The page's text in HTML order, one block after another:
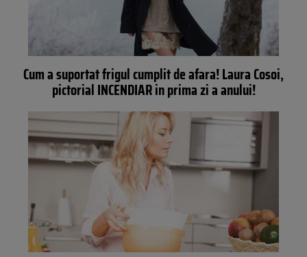
Cum a suportat frigul cumplit de afara! Laura Cosoi,
pictorial INCENDIAR in prima zi a anului!